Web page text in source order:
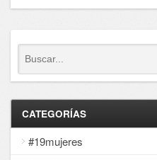
CATEGORÍAS
#19mujeres